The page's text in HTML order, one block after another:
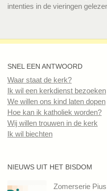
intenties in de vieringen
SNEL EEN ANTWOORD
Waar staat de kerk?
Ik wil een kerkdienst bezoeken
We willen ons kind laten dopen
Hoe kan ik katholiek worden?
Wij willen trouwen in de kerk
Ik wil biechten
NIEUWS UIT HET BISDOM
Zomerserie